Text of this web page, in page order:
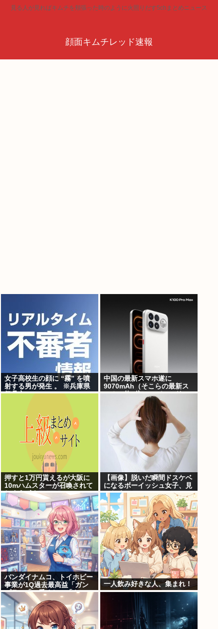
見る人が見ればキムチを頬張った時のように火照りだす5chまとめニュース
顔面キムチレッド速報
女子高校生の顔に “霧” を噴
射する男が発生 。 ※兵庫県
伊丹市
中国の最新スマホ遂に
9070mAh（そこらの最新ス
マホの約2倍）のバッテリー
を積んでしまうwww
押すと1万円貰えるが大阪に
10mハムスターが召喚されて
しまうボタン
【画像】脱いだ瞬間ドスケベ
になるボーイッシュ女子、見
つかるwww
バンダイナムコ、トイホビー
事業が1Q過去最高益「ガン
プラ」「一番くじ」「トレ
カ」など大人向け商材好調で
一人飲み好きな人、集まれ！